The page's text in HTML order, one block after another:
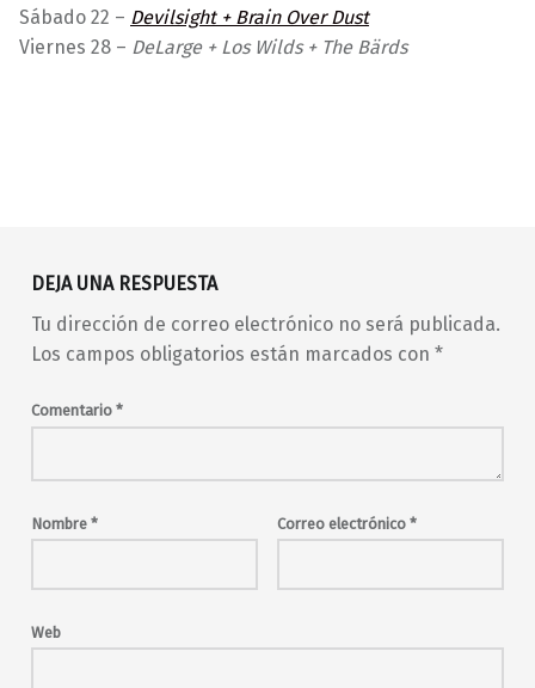
Sábado 22 – Devilsight + Brain Over Dust
Viernes 28 – DeLarge + Los Wilds + The Bärds
Mayor Tom
DEJA UNA RESPUESTA
Tu dirección de correo electrónico no será publicada.
Los campos obligatorios están marcados con *
Comentario *
Nombre * Correo electrónico *
Web